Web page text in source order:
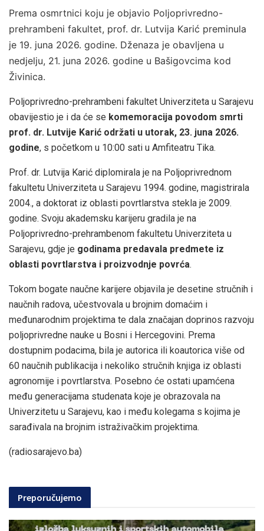
Prema osmrtnici koju je objavio Poljoprivredno-
prehrambeni fakultet, prof. dr. Lutvija Karić preminula
je 19. juna 2026. godine. Dženaza je obavljena u
nedjelju, 21. juna 2026. godine u Bašigovcima kod
Živinica.
Poljoprivredno-prehrambeni fakultet Univerziteta u Sarajevu
obavijestio je i da će se komemoracija povodom smrti
prof. dr. Lutvije Karić održati u utorak, 23. juna 2026.
godine, s početkom u 10:00 sati u Amfiteatru Tika.
Prof. dr. Lutvija Karić diplomirala je na Poljoprivrednom
fakultetu Univerziteta u Sarajevu 1994. godine, magistrirala
2004., a doktorat iz oblasti povrtlarstva stekla je 2009.
godine. Svoju akademsku karijeru gradila je na
Poljoprivredno-prehrambenom fakultetu Univerziteta u
Sarajevu, gdje je godinama predavala predmete iz
oblasti povrtlarstva i proizvodnje povrća.
Tokom bogate naučne karijere objavila je desetine stručnih i
naučnih radova, učestvovala u brojnim domaćim i
međunarodnim projektima te dala značajan doprinos razvoju
poljoprivredne nauke u Bosni i Hercegovini. Prema
dostupnim podacima, bila je autorica ili koautorica više od
60 naučnih publikacija i nekoliko stručnih knjiga iz oblasti
agronomije i povrtlarstva. Posebno će ostati upamćena
među generacijama studenata koje je obrazovala na
Univerzitetu u Sarajevu, kao i među kolegama s kojima je
sarađivala na brojnim istraživačkim projektima.
(radiosarajevo.ba)
Preporučujemo